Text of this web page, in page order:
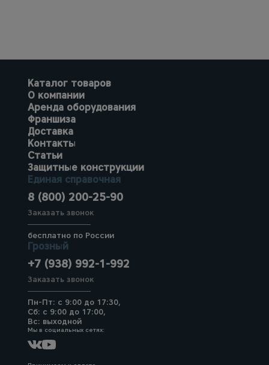
Каталог товаров
О компании
Аренда оборудования
Франшиза
Доставка
Контакты
Статьи
Защитные конструкции
Единая справочная
8 (800) 200-25-90
Заказать звонок
бесплатно по России
Грозный
+7 (938) 992-1-992
Заказать звонок
Пн-Пт: с 9:00 до 17:30,
Сб: с 9:00 до 17:00,
Вс: выходной
Мы в социальных сетях: